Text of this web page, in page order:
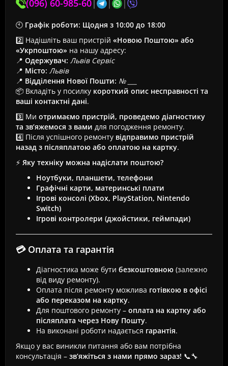
(096) 60-985-60
🕙 Графік роботи: Щодня з 10:00 до 18:00
2️⃣ Надішліть ваш пристрій «Новою Поштою» або
«Укрпоштою» на нашу адресу:
📍 Одержувач: Львів Сервіс
📍 Місто: Львів
📍 Відділення Нової Пошти: № ___
📦 Вкладіть у посилку короткий опис несправності та
ваші контактні дані.
3️⃣ Ми отримаємо пристрій, проведемо діагностику
та зв’яжемося з вами для погодження ремонту.
4️⃣ Після успішного ремонту відправимо пристрій
назад з післяплатою або оплатою на картку.
⚡ Яку техніку можна надіслати поштою?
Ноутбуки, планшети, телефони
Графічні карти, материнські плати
Ігрові консолі (Xbox, PlayStation, Nintendo
Switch)
Ігрові контролери (джойстики, геймпади)
💳 Оплата та гарантія
Діагностика може бути безкоштовною (залежно
від виду ремонту).
Оплата після ремонту можлива готівкою в офісі
або переказом на картку.
Для поштового ремонту – оплата на картку або
післяплата через Нову Пошту.
На виконані роботи надається гарантія.
Якщо у вас виникли питання або вам потрібна
консультація – зв’яжіться з нами прямо зараз! 📞🔧